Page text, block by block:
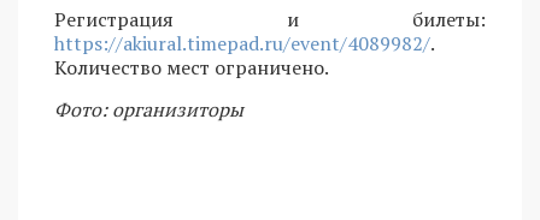
Регистрация и билеты:
https://akiural.timepad.ru/event/4089982/.
Количество мест ограничено.
Фото: организиторы